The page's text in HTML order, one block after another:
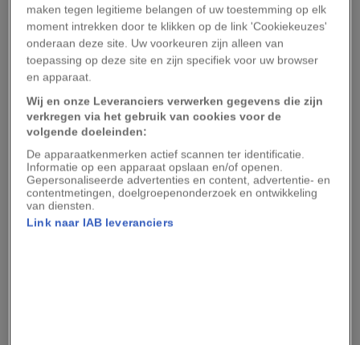
Leestip: Simo Häyhä, de ‘Witte Dood’ die de
dodelijkste sluipschutter aller tijden werd
Uit een bericht in de Australische krant
Advertiser (1924) blijkt dat hij dol is op honden.
Hij heeft veel succes op de racebaan met zijn
zelfgefokte whippets, een windhondenras. En in
tegenstelling tot veel andere mensen in die tijd,
laat hij ze in leven als hun racecarrière erop zit.
‘Ik neem nooit afscheid van een oude vriend,’ zo
maken tegen legitieme belangen of uw toestemming op elk
moment intrekken door te klikken op de link 'Cookiekeuzes'
onderaan deze site. Uw voorkeuren zijn alleen van
toepassing op deze site en zijn specifiek voor uw browser
en apparaat.
Wij en onze Leveranciers verwerken gegevens die zijn
verkregen via het gebruik van cookies voor de
volgende doeleinden:
De apparaatkenmerken actief scannen ter identificatie.
Informatie op een apparaat opslaan en/of openen.
Gepersonaliseerde advertenties en content, advertentie- en
contentmetingen, doelgroepenonderzoek en ontwikkeling
van diensten.
Link naar IAB leveranciers